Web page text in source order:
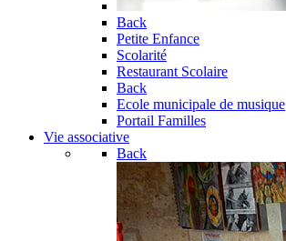
Back
Petite Enfance
Scolarité
Restaurant Scolaire
Back
Ecole municipale de musique
Portail Familles
Vie associative
Back